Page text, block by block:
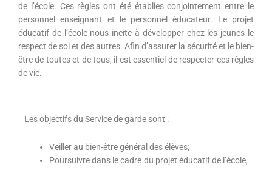
de l’école. Ces règles ont été établies conjointement entre le
personnel enseignant et le personnel éducateur. Le projet
éducatif de l’école nous incite à développer chez les jeunes le
respect de soi et des autres. Afin d’assurer la sécurité et le bien-
être de toutes et de tous, il est essentiel de respecter ces règles
de vie.
Les objectifs du Service de garde sont :
Veiller au bien-être général des élèves;
Poursuivre dans le cadre du projet éducatif de l’école,